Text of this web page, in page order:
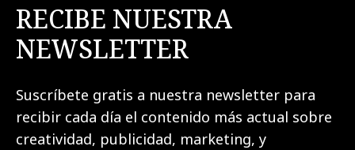
RECIBE NUESTRA
NEWSLETTER
Suscríbete gratis a nuestra newsletter para
recibir cada día el contenido más actual sobre
creatividad, publicidad, marketing, y